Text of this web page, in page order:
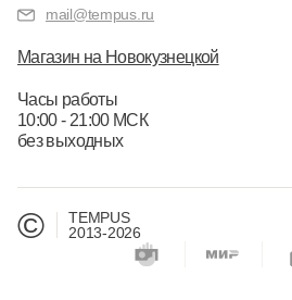
mail@tempus.ru
Магазин на Новокузнецкой
Часы работы
10:00 - 21:00 МСК
без выходных
©
TEMPUS
2013-2026